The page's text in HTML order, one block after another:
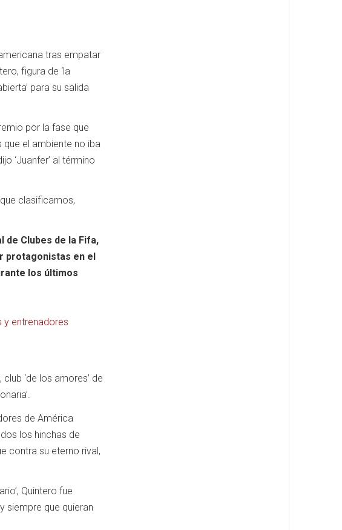
tras empatar
figura de ‘la
para su salida
por la fase que
el ambiente no iba
‘Juanfer’ al término
clasificamos,
de Clubes de la Fifa,
protagonistas en el
los últimos
y entrenadores
‘de los amores’ de
de América
los hinchas de
contra su eterno rival,
Quintero fue
siempre que quieran